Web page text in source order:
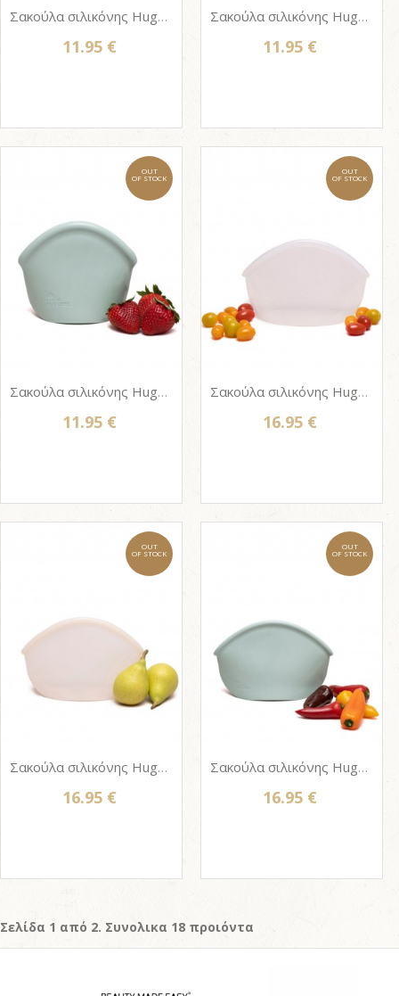
Σακούλα σιλικόνης Hugger bag 400ml - CLEAR
11.95 €
Σακούλα σιλικόνης Hugger bag 400ml - AMBER
11.95 €
OUT
OF STOCK
Σακούλα σιλικόνης Hugger bag 400ml - JADE SOLID
11.95 €
OUT
OF STOCK
Σακούλα σιλικόνης Hugger bag 900ml - CLEAR
16.95 €
OUT
OF STOCK
Σακούλα σιλικόνης Hugger bag 900ml - CHAMPAGNE FROST
16.95 €
OUT
OF STOCK
Σακούλα σιλικόνης Hugger bag 900ml - JADE SOLID
16.95 €
Σελίδα 1 από 2. Συνολικα 18 προιόντα